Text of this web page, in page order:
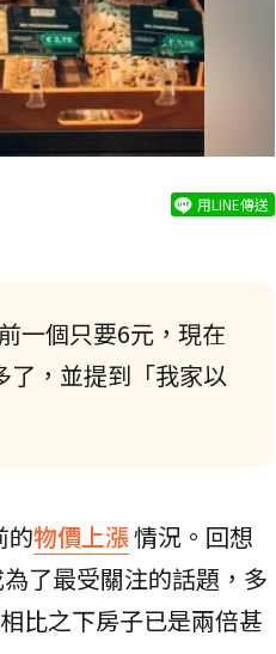
用LINE傳送
一個只要6元，現在
了，並提到「我家以
的物價上漲情況。回想
為了最受關注的話題，多
比之下房子已是兩倍甚